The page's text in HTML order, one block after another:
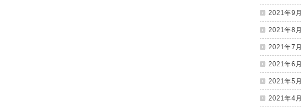
2021年9月
2021年8月
2021年7月
2021年6月
2021年5月
2021年4月